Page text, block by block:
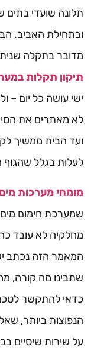
תלונה שועדי בתים
ובתחילת האביב.
מדובר בתקלה
תיקון תקלות
ישי עושה כל יום
לא מאתרים את
ועד הבית ממשיך
לעלות בגלל שהגוף
מומחי מערכות
שמערכת חימום מים
מחלקיה לא עובד
המאמר הזה נכתב
שתבינו מה קורה,
כדאי להתקשר
הנפוצות ביותר,
על שירות שיסיים